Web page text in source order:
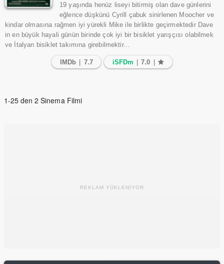
19 yaşında henüz liseyi bitirmiş olan dave günlerini
eğlence düşkünü Cyrill çabuk sinirlenen Moocher ve
kindar olmasına rağmen iyi yürekli Mike ile birlikte geçirmektedir Dave
in en büyük hayali günün birinde çok iyi bir bisiklet yarışçısı olabilmek
ve İtalyan bisiklet takımına girebilmektir...
IMDb 7.7 iSFDm 7.0
1-25 den 2 Sinema Filmi
REKLAM YÜKLENİYOR